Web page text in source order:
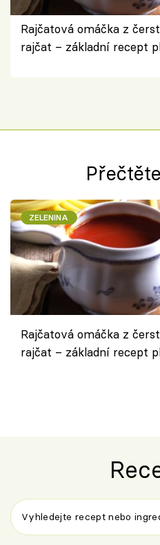
Rajčatová omáčka z
rajčat – základní recept
ZELENINA
Rajčatová omáčka z
rajčat – základní recept